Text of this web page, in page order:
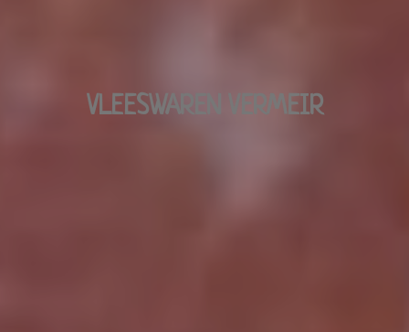
VLEESWAREN VERMEIR